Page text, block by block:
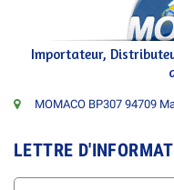
Importateur,
MOMACO BP307 94709
LETTRE